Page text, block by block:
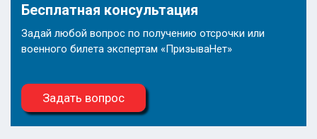
Бесплатная консультация
Задай любой вопрос по получению отсрочки или
военного билета экспертам «ПризываНет»
Задать вопрос